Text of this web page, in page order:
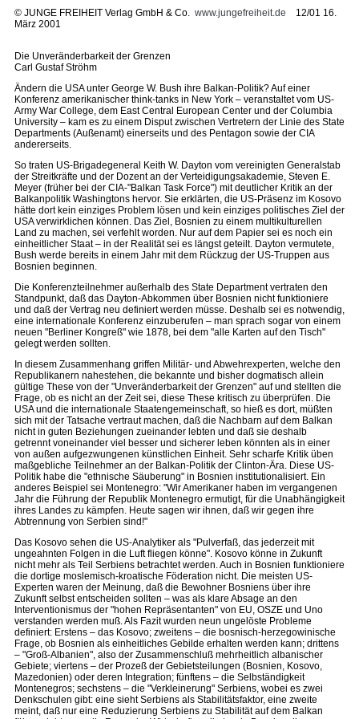
© JUNGE FREIHEIT Verlag GmbH & Co. www.jungefreiheit.de 12/01 16.
März 2001
Die Unveränderbarkeit der Grenzen
Carl Gustaf Ströhm
Ändern die USA unter George W. Bush ihre Balkan-Politik? Auf einer
Konferenz amerikanischer think-tanks in New York – veranstaltet vom US-
Army War College, dem East Central European Center und der Columbia
University – kam es zu einem Disput zwischen Vertretern der Linie des State
Departments (Außenamt) einerseits und des Pentagon sowie der CIA
andererseits.
So traten US-Brigadegeneral Keith W. Dayton vom vereinigten Generalstab
der Streitkräfte und der Dozent an der Verteidigungsakademie, Steven E.
Meyer (früher bei der CIA-"Balkan Task Force") mit deutlicher Kritik an der
Balkanpolitik Washingtons hervor. Sie erklärten, die US-Präsenz im Kosovo
hätte dort kein einziges Problem lösen und kein einziges politisches Ziel der
USA verwirklichen können. Das Ziel, Bosnien zu einem multikulturellen
Land zu machen, sei verfehlt worden. Nur auf dem Papier sei es noch ein
einheitlicher Staat – in der Realität sei es längst geteilt. Dayton vermutete,
Bush werde bereits in einem Jahr mit dem Rückzug der US-Truppen aus
Bosnien beginnen.
Die Konferenzteilnehmer außerhalb des State Department vertraten den
Standpunkt, daß das Dayton-Abkommen über Bosnien nicht funktioniere
und daß der Vertrag neu definiert werden müsse. Deshalb sei es notwendig,
eine internationale Konferenz einzuberufen – man sprach sogar von einem
neuen "Berliner Kongreß" wie 1878, bei dem "alle Karten auf den Tisch"
gelegt werden sollten.
In diesem Zusammenhang griffen Militär- und Abwehrexperten, welche den
Republikanern nahestehen, die bekannte und bisher dogmatisch allein
gültige These von der "Unveränderbarkeit der Grenzen" auf und stellten die
Frage, ob es nicht an der Zeit sei, diese These kritisch zu überprüfen. Die
USA und die internationale Staatengemeinschaft, so hieß es dort, müßten
sich mit der Tatsache vertraut machen, daß die Nachbarn auf dem Balkan
nicht in guten Beziehungen zueinander lebten und daß sie deshalb
getrennt voneinander viel besser und sicherer leben könnten als in einer
von außen aufgezwungenen künstlichen Einheit. Sehr scharfe Kritik üben
maßgebliche Teilnehmer an der Balkan-Politik der Clinton-Ära. Diese US-
Politik habe die "ethnische Säuberung" in Bosnien institutionalisiert. Ein
anderes Beispiel sei Montenegro: "Wir Amerikaner haben im vergangenen
Jahr die Führung der Republik Montenegro ermutigt, für die Unabhängigkeit
ihres Landes zu kämpfen. Heute sagen wir ihnen, daß wir gegen ihre
Abtrennung von Serbien sind!"
Das Kosovo sehen die US-Analytiker als "Pulverfaß, das jederzeit mit
ungeahnten Folgen in die Luft fliegen könne". Kosovo könne in Zukunft
nicht mehr als Teil Serbiens betrachtet werden. Auch in Bosnien funktioniere
die dortige moslemisch-kroatische Föderation nicht. Die meisten US-
Experten waren der Meinung, daß die Bewohner Bosniens über ihre
Zukunft selbst entscheiden sollten – was als klare Absage an den
Interventionismus der "hohen Repräsentanten" von EU, OSZE und Uno
verstanden werden muß. Als Fazit wurden neun ungelöste Probleme
definiert: Erstens – das Kosovo; zweitens – die bosnisch-herzegowinische
Frage, ob Bosnien als einheitliches Gebilde erhalten werden kann; drittens
– "Groß-Albanien", also der Zusammenschluß mehrheitlich albanischer
Gebiete; viertens – der Prozeß der Gebietsteilungen (Bosnien, Kosovo,
Mazedonien) oder deren Integration; fünftens – die Selbständigkeit
Montenegros; sechstens – die "Verkleinerung" Serbiens, wobei es zwei
Denkschulen gibt: eine sieht Serbiens als Stabilitätsfaktor, eine zweite
meint, daß nur eine Reduzierung Serbiens zu Stabilität auf dem Balkan